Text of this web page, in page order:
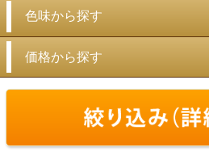
色味から探す
価格から探す